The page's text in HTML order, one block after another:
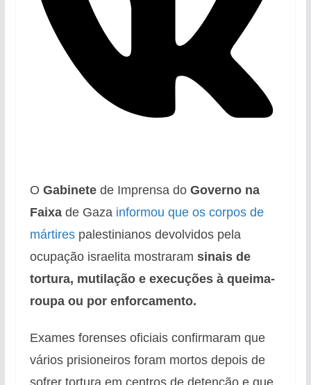
O Gabinetede Imprensa do Governo na
Faixade Gaza informou que os corpos de
mártirespalestinianos devolvidos pela
ocupação israelita mostraram sinais de
tortura, mutilação e execuções à queima-
roupa ou por enforcamento.
Exames forenses oficiais confirmaram que
vários prisioneiros foram mortos depois de
sofrer tortura em centros de detenção e que